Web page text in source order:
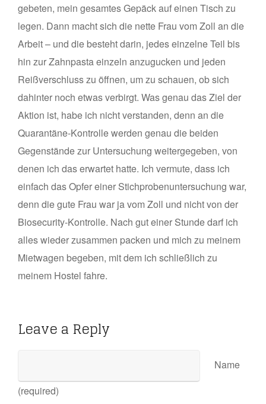
gebeten, mein gesamtes Gepäck auf einen Tisch zu
legen. Dann macht sich die nette Frau vom Zoll an die
Arbeit – und die besteht darin, jedes einzelne Teil bis
hin zur Zahnpasta einzeln anzugucken und jeden
Reißverschluss zu öffnen, um zu schauen, ob sich
dahinter noch etwas verbirgt. Was genau das Ziel der
Aktion ist, habe ich nicht verstanden, denn an die
Quarantäne-Kontrolle werden genau die beiden
Gegenstände zur Untersuchung weitergegeben, von
denen ich das erwartet hatte. Ich vermute, dass ich
einfach das Opfer einer Stichprobenuntersuchung war,
denn die gute Frau war ja vom Zoll und nicht von der
Biosecurity-Kontrolle. Nach gut einer Stunde darf ich
alles wieder zusammen packen und mich zu meinem
Mietwagen begeben, mit dem ich schließlich zu
meinem Hostel fahre.
Leave a Reply
Name
(required)